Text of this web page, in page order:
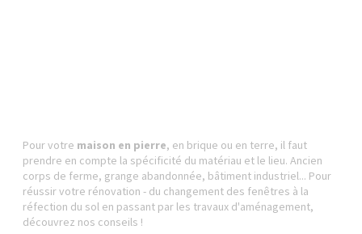
Pour votre maison en pierre, en brique ou en terre, il faut
prendre en compte la spécificité du matériau et le lieu. Ancien
corps de ferme, grange abandonnée, bâtiment industriel... Pour
réussir votre rénovation - du changement des fenêtres à la
réfection du sol en passant par les travaux d'aménagement,
découvrez nos conseils !